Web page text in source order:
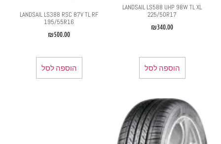
LANDSAIL LS588 UHP 98W TL XL
225/50R17
₪340.00
הוספה לסל
LANDSAIL LS388 RSC 87V TL RF
195/55R16
₪500.00
הוספה לסל